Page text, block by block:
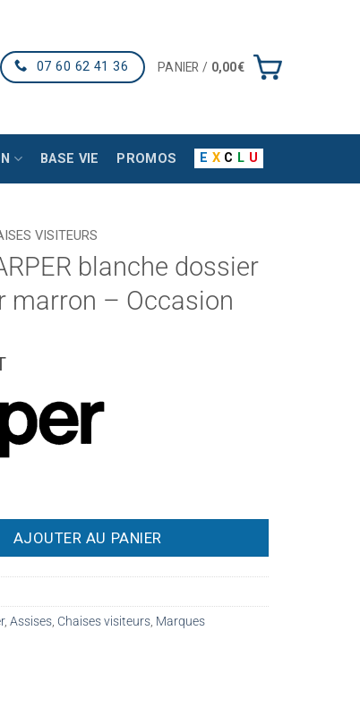
07 60 62 41 36 PANIER / 0,00€
BASE VIE PROMOS E X C L U
VISITEURS
blanche dossier
marron – Occasion
ARPER blanche dossier extérieur marron -
AJOUTER AU PANIER
, Assises, Chaises visiteurs, Marques